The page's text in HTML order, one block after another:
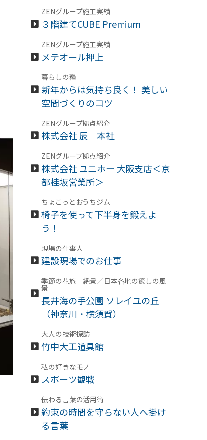
ZENグループ施工実績
３階建てCUBE Premium
ZENグループ施工実績
メテオール押上
暮らしの糧
新年からは気持ち良く！ 美しい
空間づくりのコツ
ZENグループ拠点紹介
株式会社 辰 本社
ZENグループ拠点紹介
株式会社 ユニホー 大阪支店＜京
都桂坂営業所＞
ちょこっとおうちジム
椅子を使って下半身を鍛えよ
う！
現場の仕事人
建設現場でのお仕事
季節の花旅 絶景／日本各地の癒しの風
景
長井海の手公園 ソレイユの丘
（神奈川・横須賀）
大人の技術探訪
竹中大工道具館
私の好きなモノ
スポーツ観戦
伝わる言葉の活用術
約束の時間を守らない人へ掛け
る言葉